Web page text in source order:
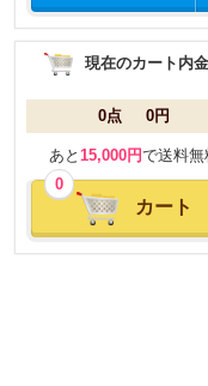
現在のカート内
0点 0円
あと 15,000円で送料無
0
カート